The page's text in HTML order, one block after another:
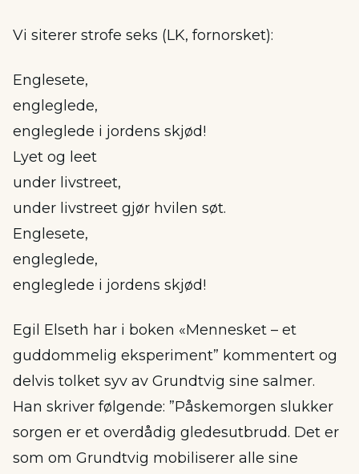
Vi siterer strofe seks (LK, fornorsket):
Englesete,
engleglede,
engleglede i jordens skjød!
Lyet og leet
under livstreet,
under livstreet gjør hvilen søt.
Englesete,
engleglede,
engleglede i jordens skjød!
Egil Elseth har i boken «Mennesket – et
guddommelig eksperiment” kommentert og
delvis tolket syv av Grundtvig sine salmer.
Han skriver følgende: ”Påskemorgen slukker
sorgen er et overdådig gledesutbrudd. Det er
som om Grundtvig mobiliserer alle sine